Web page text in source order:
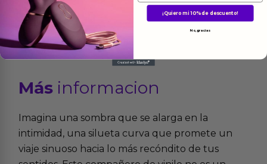
Más informacion
Imagina una sombra que se alarga en la
intimidad, una silueta curva que promete un
viaje sinuoso hacia lo más recóndito de tus
¡Quiero mi 10% de descuento!
No, gracias